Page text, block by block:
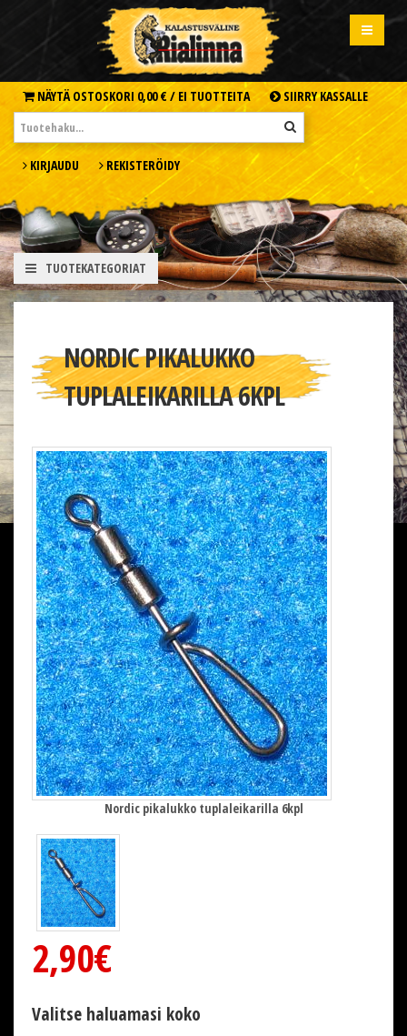
NÄYTÄ OSTOSKORI 0,00 € / EI TUOTTEITA SIIRRY KASSALLE
KIRJAUDU REKISTERÖIDY
TUOTEKATEGORIAT
NORDIC PIKALUKKO
TUPLALEIKARILLA 6KPL
Nordic pikalukko tuplaleikarilla 6kpl
2,90€
Valitse haluamasi koko